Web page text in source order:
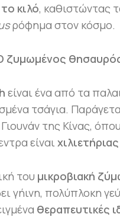
κιλό, καθιστώντας
ρόφημα στον κόσμο.
ζυμωμένος
είναι ένα από τα
τσάγια.
της Κίνας,
είναι
του μικροβιακή
γήινη, πολύπλοκη
θεραπευτικές